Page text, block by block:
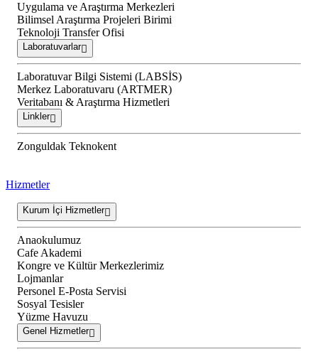
Uygulama ve Araştırma Merkezleri
Bilimsel Araştırma Projeleri Birimi
Teknoloji Transfer Ofisi
Laboratuvarlar
Laboratuvar Bilgi Sistemi (LABSİS)
Merkez Laboratuvaru (ARTMER)
Veritabanı & Araştırma Hizmetleri
Linkler
Zonguldak Teknokent
Hizmetler
Kurum İçi Hizmetler
Anaokulumuz
Cafe Akademi
Kongre ve Kültür Merkezlerimiz
Lojmanlar
Personel E-Posta Servisi
Sosyal Tesisler
Yüzme Havuzu
Genel Hizmetler